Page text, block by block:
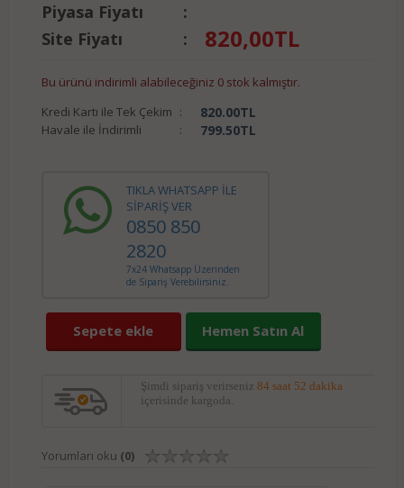
Piyasa Fiyatı
:
Site Fiyatı
: 820,00TL
Bu ürünü indirimli alabileceğiniz 0 stok kalmıştır.
Kredi Kartı ile Tek Çekim : 820.00TL
Havale ile İndirimli : 799.50TL
TIKLA WHATSAPP İLE
SİPARİŞ VER
0850 850
2820
7x24 Whatsapp Üzerinden
de Sipariş Verebilirsiniz.
Sepete ekle Hemen Satın Al
Şimdi sipariş verirseniz 84 saat 52 dakika
içerisinde kargoda.
Yorumları oku (0)